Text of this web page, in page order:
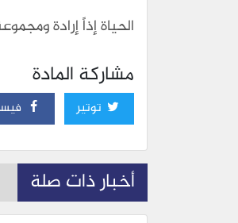
الحياة إذاً إرادة
مشاركة المادة
توتير
أخبار ذات صلة